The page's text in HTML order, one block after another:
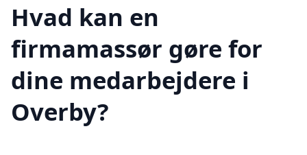
Hvad kan en
firmamassør gøre for
dine medarbejdere i
Overby?